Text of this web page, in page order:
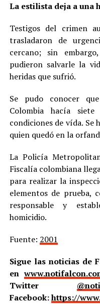
La estilista deja a una
Testigos del crimen
trasladaron de
cercano; sin
pudieron salvarle la
heridas que sufrió.
Se pudo conocer
Colombia hacía
condiciones de vída. Se
quien quedó en la
La Policía
Fiscalía colombiana
para realizar la
elementos de prueba,
responsable y
homicidio.
Fuente: 2001
Sigue las noticias de
en
Twitter
Facebook:https://